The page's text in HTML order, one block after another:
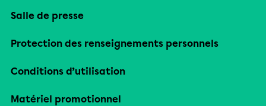
Salle de presse
Protection des renseignements personnels
Conditions d’utilisation
Matériel promotionnel